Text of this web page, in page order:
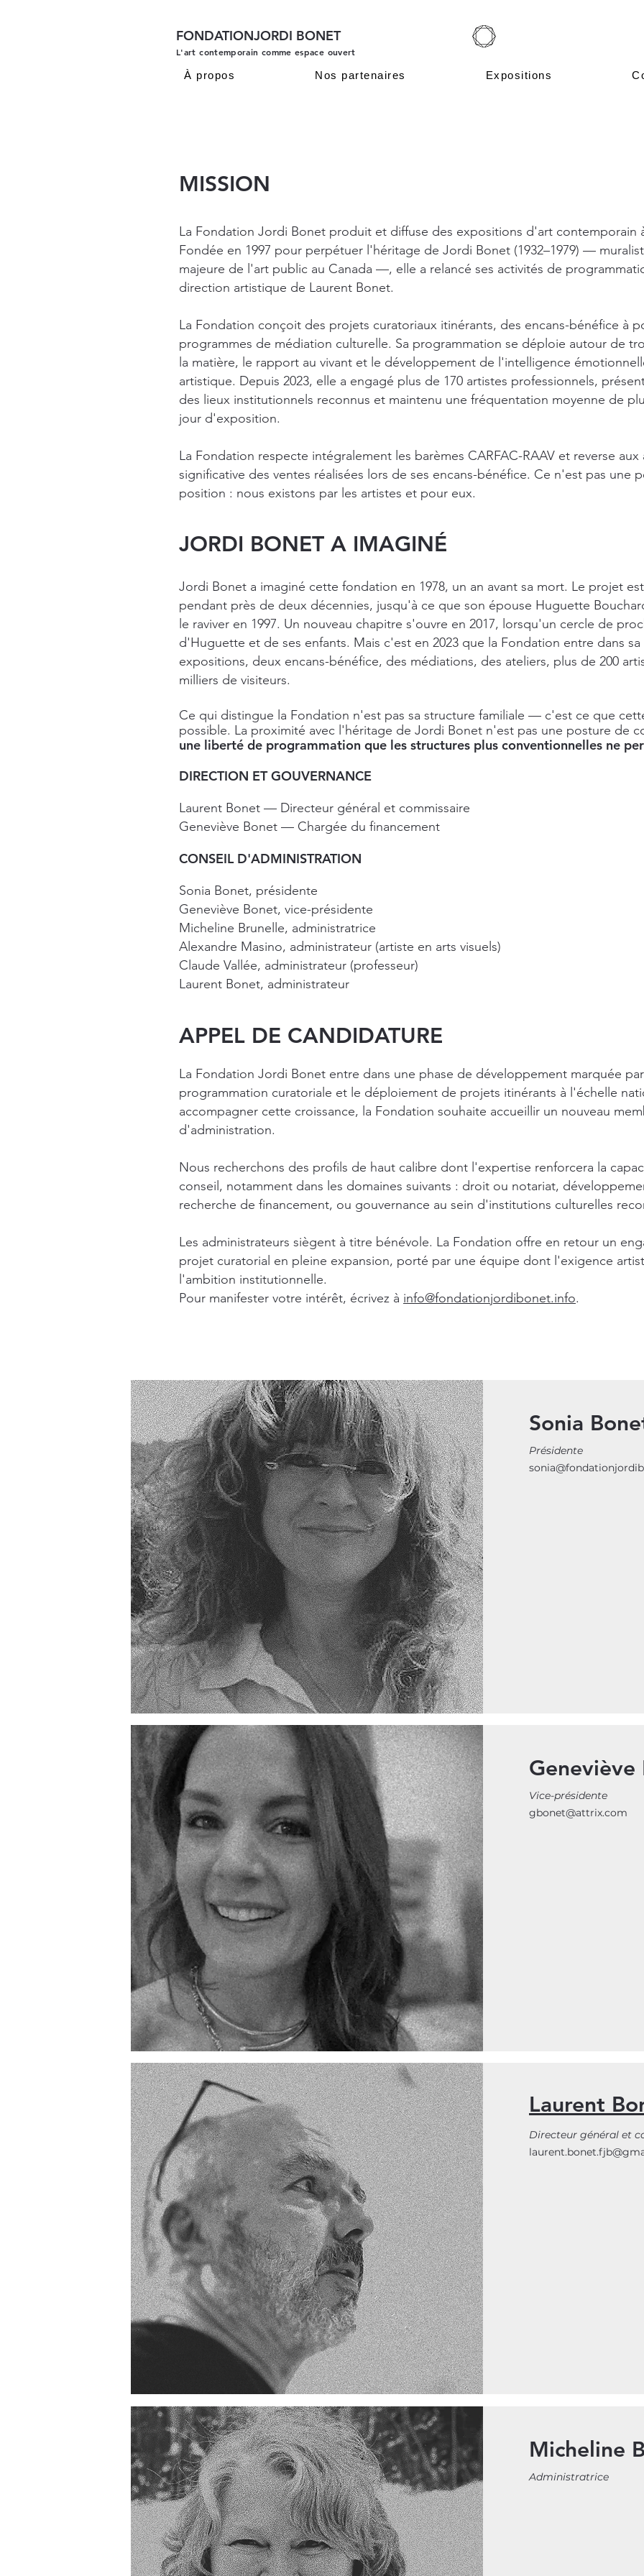
FONDATIONJORDI BONET
L'art contemporain comme espace ouvert
À propos Nos partenaires Expositions
​MISSION
La Fondation Jordi Bonet produit et diffuse des expositions d'art contemporain
Fondée en 1997 pour perpétuer l'héritage de Jordi Bonet (1932–1979) —
majeure de l'art public au Canada —, elle a relancé ses activités de
direction artistique de Laurent Bonet.
La Fondation conçoit des projets curatoriaux itinérants, des encans-bénéfice à
programmes de médiation culturelle. Sa programmation se déploie autour de
la matière, le rapport au vivant et le développement de l'intelligence
artistique. Depuis 2023, elle a engagé plus de 170 artistes professionnels,
des lieux institutionnels reconnus et maintenu une fréquentation moyenne de
jour d'exposition.
La Fondation respecte intégralement les barèmes CARFAC-RAAV et reverse
significative des ventes réalisées lors de ses encans-bénéfice. Ce n'est pas
position : nous existons par les artistes et pour eux.
JORDI BONET A IMAGINÉ
Jordi Bonet a imaginé cette fondation en 1978, un an avant sa mort. Le projet
pendant près de deux décennies, jusqu'à ce que son épouse Huguette
le raviver en 1997. Un nouveau chapitre s'ouvre en 2017, lorsqu'un cercle de
d'Huguette et de ses enfants. Mais c'est en 2023 que la Fondation entre dans
expositions, deux encans-bénéfice, des médiations, des ateliers, plus de 200
milliers de visiteurs.
Ce qui distingue la Fondation n'est pas sa structure familiale — c'est ce que
possible. La proximité avec l'héritage de Jordi Bonet n'est pas une posture de
une liberté de programmation que les structures plus conventionnelles ne
DIRECTION ET GOUVERNANCE
Laurent Bonet — Directeur général et commissaire
Geneviève Bonet — Chargée du financement
CONSEIL D'ADMINISTRATION
Sonia Bonet, présidente
Geneviève Bonet, vice-présidente
Micheline Brunelle, administratrice
Alexandre Masino, administrateur (artiste en arts visuels)
Claude Vallée, administrateur (professeur)
Laurent Bonet, administrateur
APPEL DE CANDIDATURE
La Fondation Jordi Bonet entre dans une phase de développement marquée
programmation curatoriale et le déploiement de projets itinérants à l'échelle
accompagner cette croissance, la Fondation souhaite accueillir un nouveau
d'administration.
Nous recherchons des profils de haut calibre dont l'expertise renforcera la
conseil, notamment dans les domaines suivants : droit ou notariat,
recherche de financement, ou gouvernance au sein d'institutions culturelles
Les administrateurs siègent à titre bénévole. La Fondation offre en retour un
projet curatorial en pleine expansion, porté par une équipe dont l'exigence
l'ambition institutionnelle.
Pour manifester votre intérêt, écrivez à info@fondationjordibonet.info.
Sonia
Présidente
Geneviève
Vice-présidente
gbonet@attrix.com
Laurent
Directeur général et
Micheline
Administratrice